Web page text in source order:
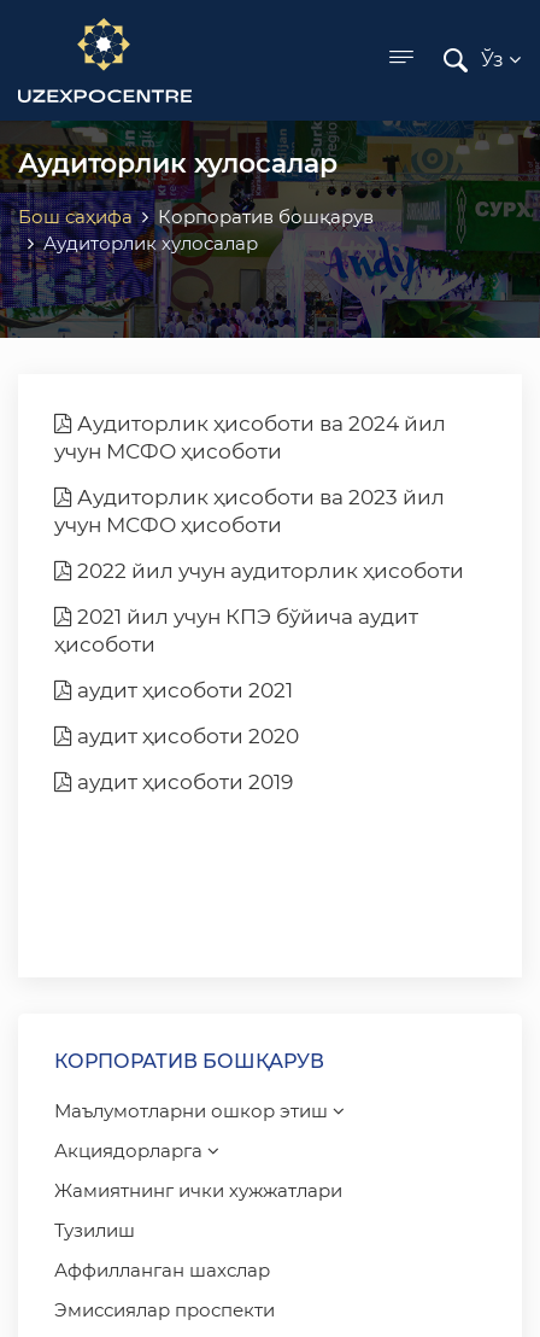
menu
Ўз
Аудиторлик хулосалар
Бош саҳифа
Корпоратив бошқарув
Аудиторлик хулосалар
Аудиторлик ҳисоботи ва 2024 йил
учун МСФО ҳисоботи
Аудиторлик ҳисоботи ва 2023 йил
учун МСФО ҳисоботи
2022 йил учун аудиторлик ҳисоботи
2021 йил учун КПЭ бўйича аудит
ҳисоботи
аудит ҳисоботи 2021
аудит ҳисоботи 2020
аудит ҳисоботи 2019
КОРПОРАТИВ БОШҚАРУВ
Маълумотларни ошкор этиш
Акциядорларга
Жамиятнинг ички хужжатлари
Тузилиш
Аффилланган шахслар
Эмиссиялар проспекти